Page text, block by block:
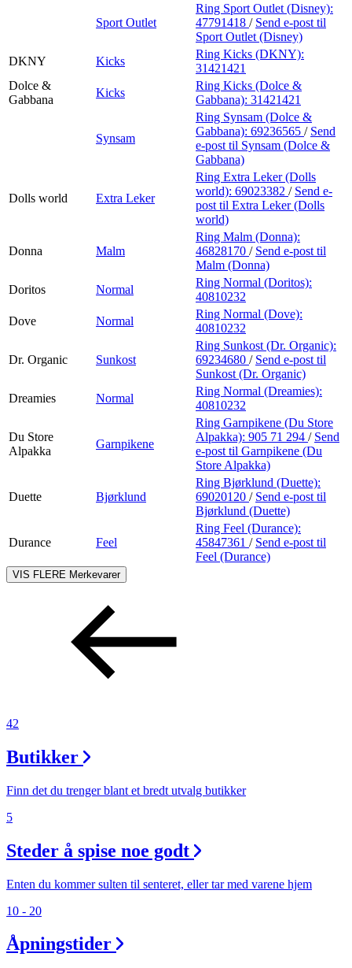
Sport Outlet
Ring Sport Outlet (Disney):
47791418 / Send e-post til
Sport Outlet (Disney)
DKNY
Kicks
Ring Kicks (DKNY):
31421421
Dolce &
Gabbana
Kicks
Ring Kicks (Dolce &
Gabbana): 31421421
Synsam
Ring Synsam (Dolce &
Gabbana): 69236565 / Send
e-post til Synsam (Dolce &
Gabbana)
Dolls world Extra Leker
Ring Extra Leker (Dolls
world): 69023382 / Send e-
post til Extra Leker (Dolls
world)
Donna Malm
Ring Malm (Donna):
46828170 / Send e-post til
Malm (Donna)
Doritos
Normal
Ring Normal (Doritos):
40810232
Dove
Normal
Ring Normal (Dove):
40810232
Dr. Organic Sunkost
Ring Sunkost (Dr. Organic):
69234680 / Send e-post til
Sunkost (Dr. Organic)
Dreamies
Normal
Ring Normal (Dreamies):
40810232
Du Store
Alpakka
Garnpikene
Ring Garnpikene (Du Store
Alpakka): 905 71 294 / Send
e-post til Garnpikene (Du
Store Alpakka)
Duette Bjørklund
Ring Bjørklund (Duette):
69020120 / Send e-post til
Bjørklund (Duette)
Durance Feel
Ring Feel (Durance):
45847361 / Send e-post til
Feel (Durance)
VIS FLERE Merkevarer
42
Butikker
Finn det du trenger blant et bredt utvalg butikker
5
Steder å spise noe godt
Enten du kommer sulten til senteret, eller tar med varene hjem
10 - 20
Åpningstider